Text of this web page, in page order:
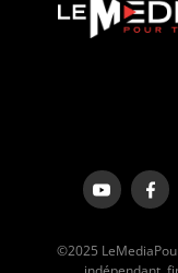
©2025